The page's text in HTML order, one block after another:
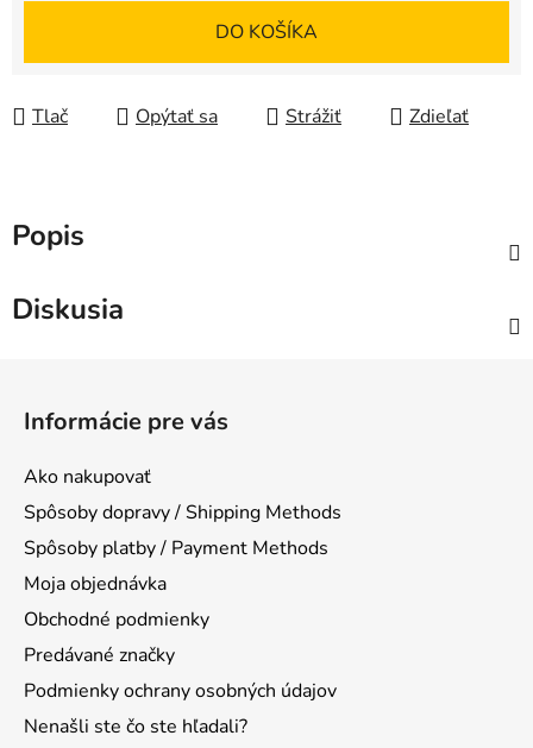
DO KOŠÍKA
Tlač Opýtať sa Strážiť Zdieľať
Popis
Diskusia
Informácie pre vás
Ako nakupovať
Spôsoby dopravy / Shipping Methods
Spôsoby platby / Payment Methods
Moja objednávka
Obchodné podmienky
Predávané značky
Podmienky ochrany osobných údajov
Nenašli ste čo ste hľadali?